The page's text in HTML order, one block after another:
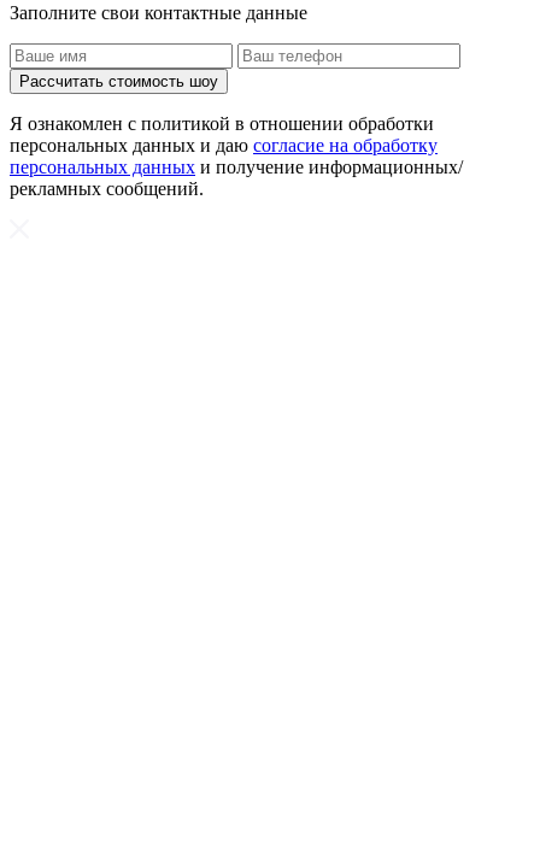
Заполните свои контактные данные
Рассчитать стоимость шоу
Я ознакомлен с политикой в отношении обработки
персональных данных и даю согласие на обработку
персональных данных и получение информационных/
рекламных сообщений.